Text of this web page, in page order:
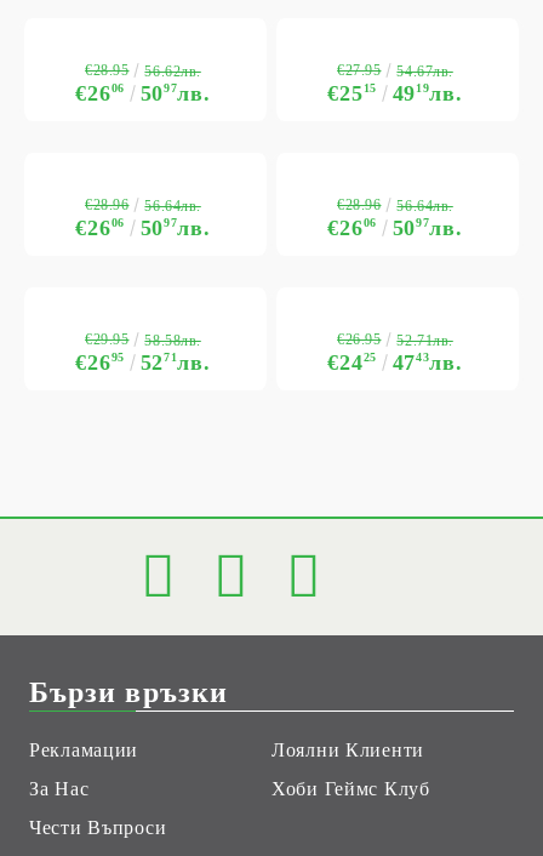
€2606 5097лв.
€28.95 56.62лв.
€2515 4919лв.
€27.95 54.67лв.
€2606 5097лв.
€28.96 56.64лв.
€2606 5097лв.
€28.96 56.64лв.
€2695 5271лв.
€29.95 58.58лв.
€2425 4743лв.
€26.95 52.71лв.
Бързи връзки
Рекламации
За Нас
Чести Въпроси
Лоялни Клиенти
Хоби Геймс Клуб